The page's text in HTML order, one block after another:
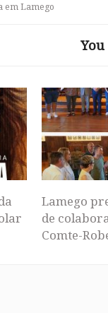
em Lamego
Lamego
de
Comte-